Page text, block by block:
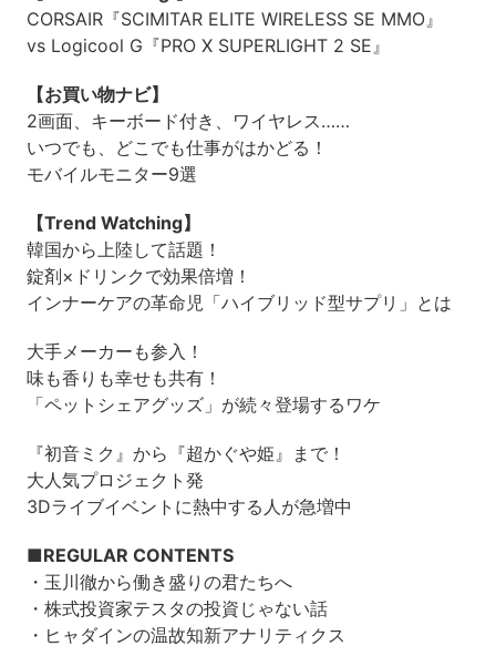
CORSAIR『SCIMITAR ELITE WIRELESS SE MMO』
vs Logicool G『PRO X SUPERLIGHT 2 SE』
【お買い物ナビ】
2画面、キーボード付き、ワイヤレス……
いつでも、どこでも仕事がはかどる！
モバイルモニター9選
【Trend Watching】
韓国から上陸して話題！
錠剤×ドリンクで効果倍増！
インナーケアの革命児「ハイブリッド型サプリ」とは
大手メーカーも参入！
味も香りも幸せも共有！
「ペットシェアグッズ」が続々登場するワケ
『初音ミク』から『超かぐや姫』まで！
大人気プロジェクト発
3Dライブイベントに熱中する人が急増中
■REGULAR CONTENTS
・玉川徹から働き盛りの君たちへ
・株式投資家テスタの投資じゃない話
・ヒャダインの温故知新アナリティクス